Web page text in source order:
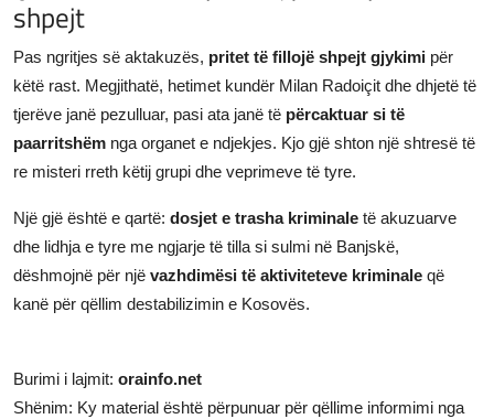
shpejt
Pas ngritjes së aktakuzës, pritet të fillojë shpejt gjykimi për
këtë rast. Megjithatë, hetimet kundër Milan Radoiçit dhe dhjetë të
tjerëve janë pezulluar, pasi ata janë të përcaktuar si të
paarritshëm nga organet e ndjekjes. Kjo gjë shton një shtresë të
re misteri rreth këtij grupi dhe veprimeve të tyre.
Një gjë është e qartë: dosjet e trasha kriminale të akuzuarve
dhe lidhja e tyre me ngjarje të tilla si sulmi në Banjskë,
dëshmojnë për një vazhdimësi të aktiviteteve kriminale që
kanë për qëllim destabilizimin e Kosovës.
Burimi i lajmit: orainfo.net
Shënim: Ky material është përpunuar për qëllime informimi nga